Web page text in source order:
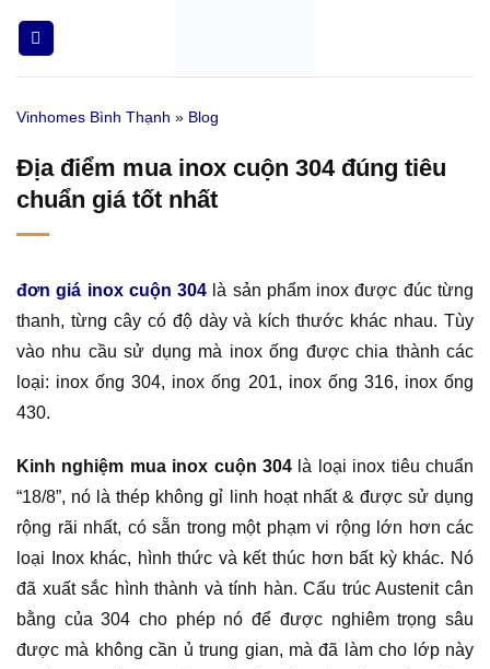
nội
Vinhomes Bình Thạnh » Blog
Địa điểm mua inox cuộn 304 đúng tiêu
chuẩn giá tốt nhất
đơn giá inox cuộn 304 là sản phẩm inox được đúc từng
thanh, từng cây có độ dày và kích thước khác nhau. Tùy
vào nhu cầu sử dụng mà inox ống được chia thành các
loại: inox ống 304, inox ống 201, inox ống 316, inox ống
430.
Kinh nghiệm mua inox cuộn 304 là loại inox tiêu chuẩn
“18/8”, nó là thép không gỉ linh hoạt nhất & được sử dụng
rộng rãi nhất, có sẵn trong một phạm vi rộng lớn hơn các
loại Inox khác, hình thức và kết thúc hơn bất kỳ khác. Nó
đã xuất sắc hình thành và tính hàn. Cấu trúc Austenit cân
bằng của 304 cho phép nó để được nghiêm trọng sâu
được mà không cần ủ trung gian, mà đã làm cho lớp này